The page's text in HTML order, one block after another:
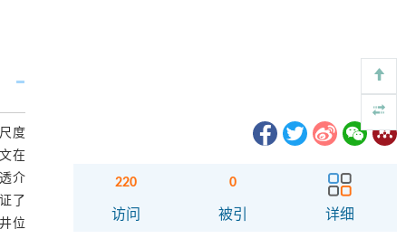
度
在
介
了
位
220
访问
0
被引 详细